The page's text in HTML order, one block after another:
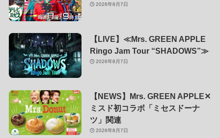
2026年8月7日
【LIVE】≪Mrs. GREEN APPLE
Ringo Jam Tour “SHADOWS”≫
2026年8月7日
【NEWS】Mrs. GREEN APPLE✕
ミスド初コラボ「ミセスドーナ
ツ」関連
2026年8月7日